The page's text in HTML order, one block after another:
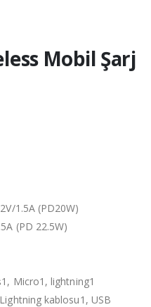
Mobil Şarj
1.5A (PD20W)
(PD 22.5W)
Micro1, lightning1
kablosu1, USB